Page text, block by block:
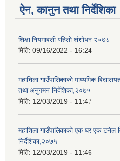
ऐन, कानुन तथा निर्देशिका
शिक्षा नियमावली पहिलो शंशोधन २०७८
मिति: 09/16/2022 - 16:24
महाशिला गाउँपालिकाको माध्यमिक
तथा अनुगमन निर्देशिका,२०७५
मिति: 12/03/2019 - 11:47
महाशिला गाउँपालिकाको एक घर एक
निर्देशिका,२०७५
मिति: 12/03/2019 - 11:46